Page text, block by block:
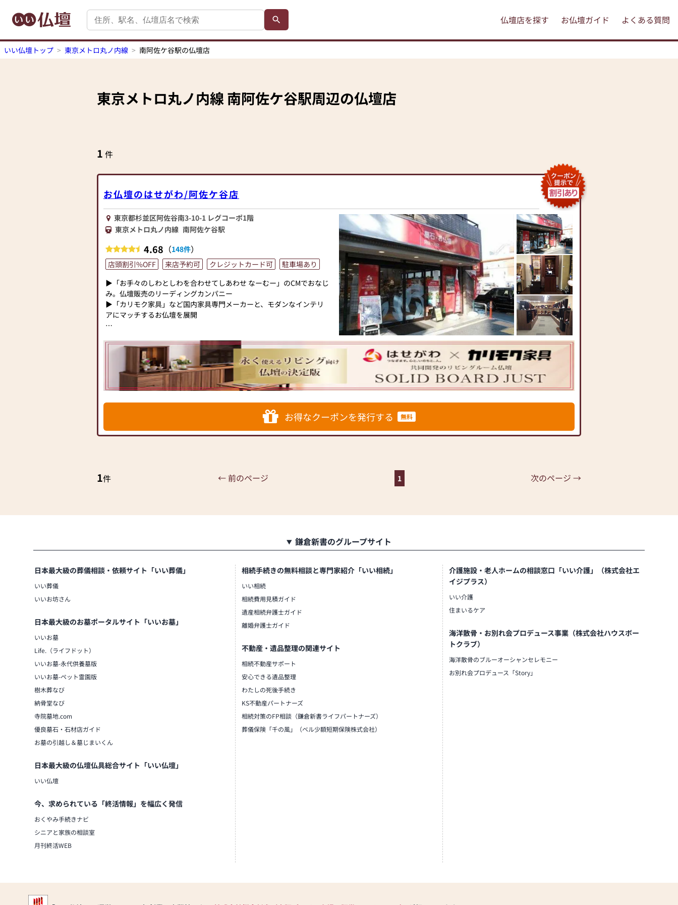
仏壇店を探す お仏壇ガイド よくある質問
いい仏壇トップ 東京メトロ丸ノ内線 南阿佐ケ谷駅の仏壇店
東京メトロ丸ノ内線南阿佐ケ谷駅周辺の仏壇店
1 件
お仏壇のはせがわ/阿佐ケ谷店
東京都杉並区阿佐谷南3-10-1 レグコーポ1階
東京メトロ丸ノ内線 南阿佐ケ谷駅
4.68 （148件）
店頭割引%OFF 来店予約可 クレジットカード可
駐車場あり
▶「お手々のしわとしわを合わせてしあわせ なーむー」のCMでおなじ
み。仏壇販売のリーディングカンパニー
▶「カリモク家具」など国内家具専門メーカーと、モダンなインテリ
アにマッチするお仏壇を展開
国内130店舗以上のスケールメリットと東証上場の信頼。創業以来、親
切・丁寧な説明と対応を心がけ、年間約25,000基のお仏壇、約3,000基
のお墓を納めています。「お仏壇のはせがわ」では、さまざまな供養
（対話の場づくり）の形をご提案しております。ご自身、ご家族にあ
った供養の形について、迷うことや、お困りのことなどございました
牌・お線香・お念珠等、豊富にご用意しております。1,000種類以上の
組み合わせの中からお客様に合ったお仏壇・お仏具をご提案いたしま
す。
との協同開発で、現代の住宅にあったモダンなお仏壇を作っていま
す。他にも国内の家具専門メーカーと作り上げたお仏壇コレクション
≪はせがわ店舗サービスのご案内≫
●ご来店予約(ページ内の「来店予約ボタン」からお申込ください)
●お電話(ご相談や商品のご注文を承ります。お電話時に「いい仏壇を
●訪問(はせがわの専門スタッフがご相談や商品ご購入のお手続きを致
「仏壇や仏具をお探しでしたら、ぜひお仏壇のはせがわにお越しくだ
さい。当店は幅広い品揃えとリーズナブルな価格でお客様をお迎えし
仏壇には様々な種類がございます。伝統的な木製の仏壇やモダンなデ
ザインの仏壇、またコンパクトなサイズの仏壇など、お客様のご要望
に合わせて選ぶことができます。仏壇の素材や彫刻、仏像の種類も豊
富にご用意しておりますので、心からご供養いただける仏壇を見つけ
さらに、仏具も充実しております。位牌や線香、ろうそくや花立てな
ど、お仏壇のセットや個別のアイテムも豊富に揃えております。お好
みやご自宅のお仏壇に合わせて、お求めいただけます。
当店の魅力は、品質と価格のバランスです。品質に妥協せず、お求め
やすい価格を実現しています。お客様に長くご利用いただけるような
耐久性のある商品を取り扱っておりますので、安心してお買い物をお
楽しみいただけます。
また、スタッフ一同、お客様のご要望に丁寧にお応えいたします。お
仏壇や仏具に関するご質問やご相談にも親身にお答えし、最適なアド
バイスをいたします。お客様のご満足度を最優先に考え、心からのお
もてなしを提供いたします。
お仏壇のはせがわでは、お客様の大切なご供養に寄り添い、お手伝い
させていただきます。ぜひ一度、当店にお越しください。心地よい空
間で、お仏壇や仏具をご覧いただけます。スタッフ一同、心よりお待
お得なクーポンを発行する 無料
1件 ← 前のページ 1 次のページ →
鎌倉新書のグループサイト
日本最大級の葬儀相談・依頼サイト「いい葬儀」
いい葬儀
いいお坊さん
日本最大級のお墓ポータルサイト「いいお墓」
いいお墓
Life.（ライフドット）
いいお墓-永代供養墓版
いいお墓-ペット霊園版
樹木葬なび
納骨堂なび
寺院墓地.com
優良墓石・石材店ガイド
お墓の引越し＆墓じまいくん
日本最大級の仏壇仏具総合サイト「いい仏壇」
いい仏壇
今、求められている「終活情報」を幅広く発信
おくやみ手続きナビ
シニアと家族の相談室
月刊終活WEB
相続手続きの無料相談と専門家紹介「いい相続」
いい相続
相続費用見積ガイド
遺産相続弁護士ガイド
離婚弁護士ガイド
不動産・遺品整理の関連サイト
相続不動産サポート
安心できる遺品整理
わたしの死後手続き
KS不動産パートナーズ
相続対策のFP相談（鎌倉新書ライフパートナーズ）
葬儀保険「千の風」（ベル少額短期保険株式会社）
介護施設・老人ホームの相談窓口「いい介護」（株式会社エ
イジプラス）
いい介護
住まいるケア
海洋散骨・お別れ会プロデュース事業（株式会社ハウスボー
トクラブ）
海洋散骨のブルーオーシャンセレモニー
お別れ会プロデュース「Story」